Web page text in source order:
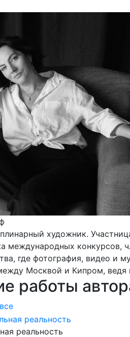
художник.
международных конкурсов,
где фотография, видео и
Москвой и Кипром, ведя
работы
реальность